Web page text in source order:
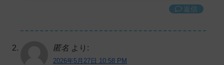
返信
匿名 より:
2026年5月27日 10:58 PM